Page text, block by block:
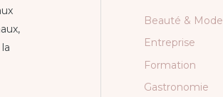
Beauté & Mode
Entreprise
Formation
Gastronomie